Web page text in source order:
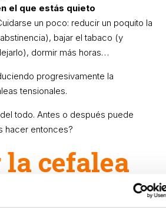
el que estás quieto
un poco: reducir un poquito la
bajar el tabaco (y
dormir más horas…
progresivamente la
tensionales.
todo. Antes o después puede
hacer entonces?
cefalea